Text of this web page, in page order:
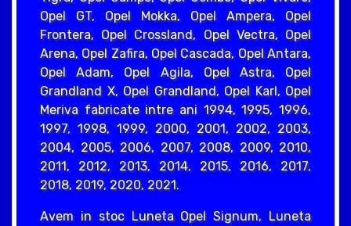
Opel GT, Opel Mokka, Opel Ampera, Opel
Frontera, Opel Crossland, Opel Vectra, Opel
Arena, Opel Zafira, Opel Cascada, Opel Antara,
Opel Adam, Opel Agila, Opel Astra, Opel
Grandland X, Opel Grandland, Opel Karl, Opel
Meriva fabricate intre ani 1994, 1995, 1996,
1997, 1998, 1999, 2000, 2001, 2002, 2003,
2004, 2005, 2006, 2007, 2008, 2009, 2010,
2011, 2012, 2013, 2014, 2015, 2016, 2017,
2018, 2019, 2020, 2021.
Avem in stoc Luneta Opel Signum, Luneta